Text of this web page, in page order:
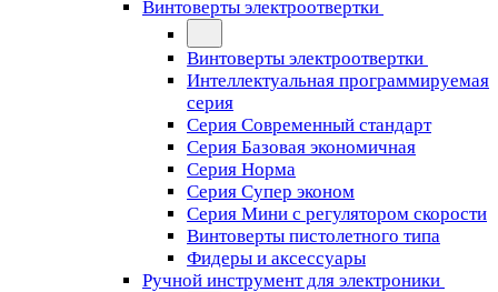
Винтоверты электроотвертки
Винтоверты электроотвертки
Интеллектуальная программируемая
серия
Серия Современный стандарт
Серия Базовая экономичная
Серия Норма
Серия Cупер эконом
Серия Мини с регулятором скорости
Винтоверты пистолетного типа
Фидеры и аксессуары
Ручной инструмент для электроники